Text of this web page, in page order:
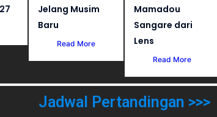
Jelang Musim
Baru
Read More
Mamadou
Sangare dari
Lens
Read More
Jadwal Pertandingan >>>